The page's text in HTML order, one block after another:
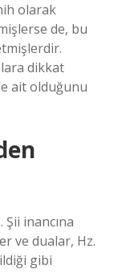
olarak
de, bu
dikkat
ait olduğunu
inancına
ve dualar, Hz.
gibi